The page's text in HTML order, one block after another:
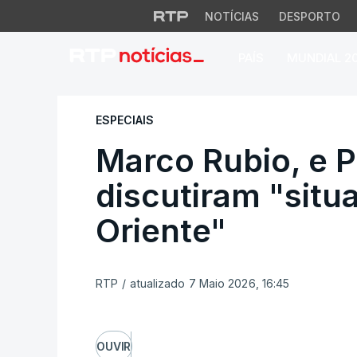
NOTÍCIAS DESPORTO
Marco Rubio, e
ESPECIAIS
Marco Rubio, e
discutiram
Oriente"
RTP / atualizado 7 Maio 2026, 16:45
OUVIR